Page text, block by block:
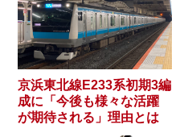
京浜東北線E233系初期3編
成に「今後も様々な活躍
が期待される」理由とは